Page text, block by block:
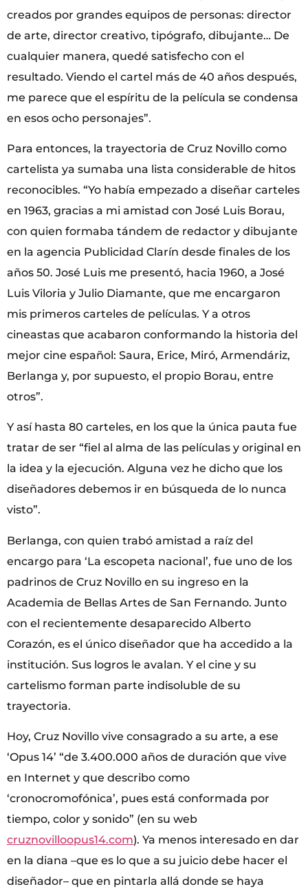
creados por grandes equipos de personas: director
de arte, director creativo, tipógrafo, dibujante… De
cualquier manera, quedé satisfecho con el
resultado. Viendo el cartel más de 40 años después,
me parece que el espíritu de la película se condensa
en esos ocho personajes”.
Para entonces, la trayectoria de Cruz Novillo como
cartelista ya sumaba una lista considerable de hitos
reconocibles. “Yo había empezado a diseñar carteles
en 1963, gracias a mi amistad con José Luis Borau,
con quien formaba tándem de redactor y dibujante
en la agencia Publicidad Clarín desde finales de los
años 50. José Luis me presentó, hacia 1960, a José
Luis Viloria y Julio Diamante, que me encargaron
mis primeros carteles de películas. Y a otros
cineastas que acabaron conformando la historia del
mejor cine español: Saura, Erice, Miró, Armendáriz,
Berlanga y, por supuesto, el propio Borau, entre
otros”.
Y así hasta 80 carteles, en los que la única pauta fue
tratar de ser “fiel al alma de las películas y original en
la idea y la ejecución. Alguna vez he dicho que los
diseñadores debemos ir en búsqueda de lo nunca
visto”.
Berlanga, con quien trabó amistad a raíz del
encargo para ‘La escopeta nacional’, fue uno de los
padrinos de Cruz Novillo en su ingreso en la
Academia de Bellas Artes de San Fernando. Junto
con el recientemente desaparecido Alberto
Corazón, es el único diseñador que ha accedido a la
institución. Sus logros le avalan. Y el cine y su
cartelismo forman parte indisoluble de su
trayectoria.
Hoy, Cruz Novillo vive consagrado a su arte, a ese
‘Opus 14’ “de 3.400.000 años de duración que vive
en Internet y que describo como
‘cronocromofónica’, pues está conformada por
tiempo, color y sonido” (en su web
cruznovilloopus14.com). Ya menos interesado en dar
en la diana –que es lo que a su juicio debe hacer el
diseñador– que en pintarla allá donde se haya